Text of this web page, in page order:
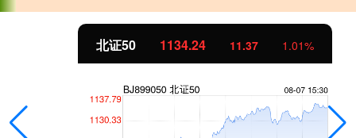
北证50 1134.24 11.37 1.01%